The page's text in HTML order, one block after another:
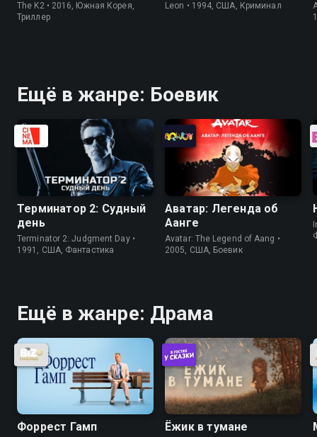
The K2 • 2016, Южная Корея,
Триллер
Leon • 1994, США, Криминал
Ещё в жанре: Боевик
Терминатор 2: Судный
день
Terminator 2: Judgment Day •
1991, США, Фантастика
Аватар: Легенда об
Аанге
Avatar: The Legend of Aang •
2005, США, Боевик
Ещё в жанре: Драма
Форрест Гамп Ёжик в тумане